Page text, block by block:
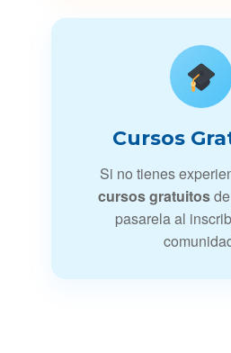
Cursos
Si no tienes
cursos gratuitos
pasarela al